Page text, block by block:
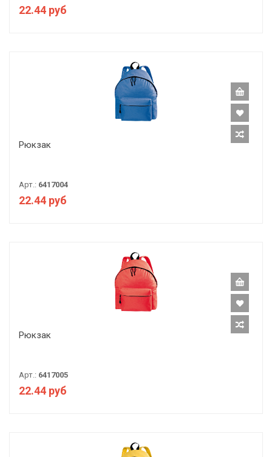
22.44 руб
Рюкзак
Арт.: 6417004
22.44 руб
Рюкзак
Арт.: 6417005
22.44 руб